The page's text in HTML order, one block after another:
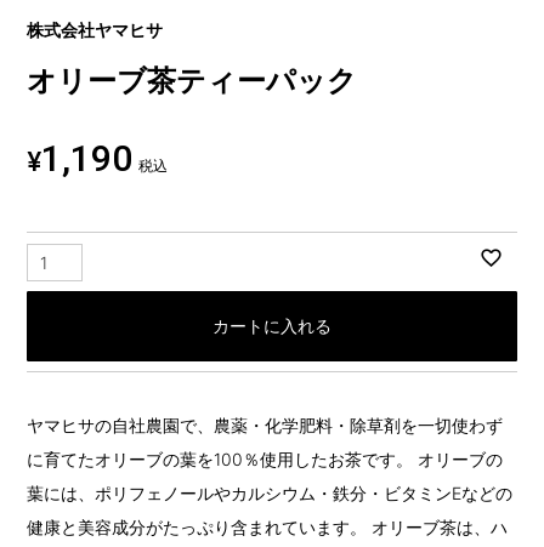
株式会社ヤマヒサ
オリーブ茶ティーパック
¥1,190 税込
カートに入れる
ヤマヒサの自社農園で、農薬・化学肥料・除草剤を一切使わず
に育てたオリーブの葉を100％使用したお茶です。 オリーブの
葉には、ポリフェノールやカルシウム・鉄分・ビタミンEなどの
健康と美容成分がたっぷり含まれています。 オリーブ茶は、ハ